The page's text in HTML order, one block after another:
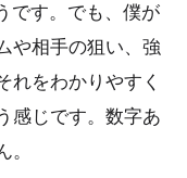
です。でも、僕が
や相手の狙い、強
れをわかりやすく
感じです。数字あ